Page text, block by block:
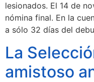
lesionados. El 14 de
nómina final. En la
a sólo 32 días del
La
amistoso